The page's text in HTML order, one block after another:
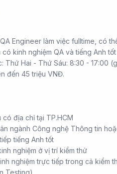
Engineer làm việc fulltime, có
kinh nghiệm QA và tiếng Anh tốt
Thứ Hai - Thứ Sáu: 8:30 - 17:00
đến 45 triệu VNĐ.
địa chỉ tại TP.HCM
ngành Công nghệ Thông tin
tiếng Anh tốt
nghiệm ở vị trí kiểm thử
nghiệm trực tiếp trong cả kiểm
Testing)